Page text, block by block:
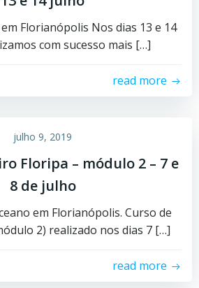
Florianópolis Nos dias 13 e 14
com sucesso mais […]
read more
julho 9, 2019
Floripa – módulo 2 – 7 e
8 de julho
em Florianópolis. Curso de
2) realizado nos dias 7 […]
read more